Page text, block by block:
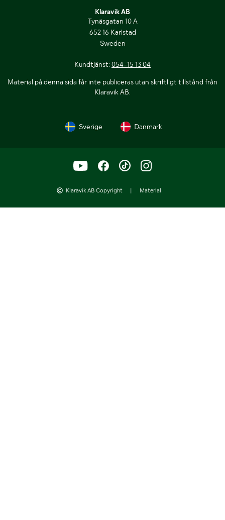
Klaravik AB
Tynäsgatan 10 A
652 16 Karlstad
Sweden
Kundtjänst: 054-15 13 04
Material på denna sida får inte publiceras utan skriftligt tillstånd från
Klaravik AB.
Sverige Danmark
Klaravik AB Copyright | Material